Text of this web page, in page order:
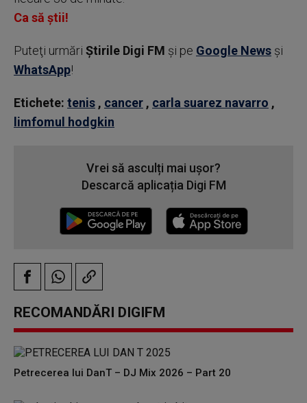
Ca să știi!
Puteţi urmări Știrile Digi FM şi pe Google News şi
WhatsApp!
Etichete: tenis , cancer , carla suarez navarro ,
limfomul hodgkin
Vrei să asculți mai ușor?
Descarcă aplicația Digi FM
RECOMANDĂRI DIGIFM
Petrecerea lui DanT – DJ Mix 2026 – Part 20